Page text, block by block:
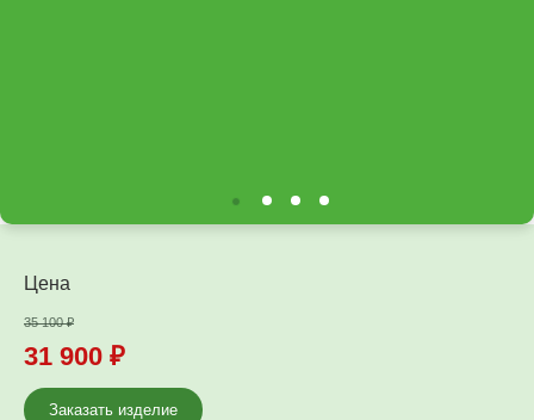
Цена
35 100₽
31 900 ₽
Заказать изделие